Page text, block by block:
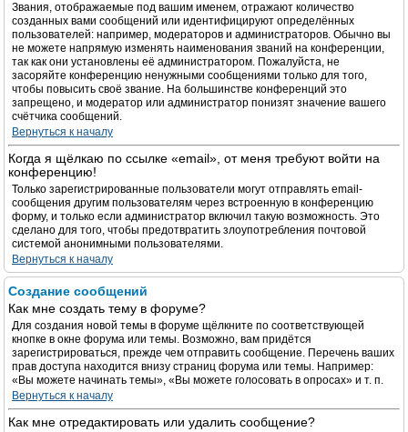
Звания, отображаемые под вашим именем, отражают количество
созданных вами сообщений или идентифицируют определённых
пользователей: например, модераторов и администраторов. Обычно вы
не можете напрямую изменять наименования званий на конференции,
так как они установлены её администратором. Пожалуйста, не
засоряйте конференцию ненужными сообщениями только для того,
чтобы повысить своё звание. На большинстве конференций это
запрещено, и модератор или администратор понизят значение вашего
счётчика сообщений.
Вернуться к началу
Когда я щёлкаю по ссылке «email», от меня требуют войти на
конференцию!
Только зарегистрированные пользователи могут отправлять email-
сообщения другим пользователям через встроенную в конференцию
форму, и только если администратор включил такую возможность. Это
сделано для того, чтобы предотвратить злоупотребления почтовой
системой анонимными пользователями.
Вернуться к началу
Создание сообщений
Как мне создать тему в форуме?
Для создания новой темы в форуме щёлкните по соответствующей
кнопке в окне форума или темы. Возможно, вам придётся
зарегистрироваться, прежде чем отправить сообщение. Перечень ваших
прав доступа находится внизу страниц форума или темы. Например:
«Вы можете начинать темы», «Вы можете голосовать в опросах» и т. п.
Вернуться к началу
Как мне отредактировать или удалить сообщение?